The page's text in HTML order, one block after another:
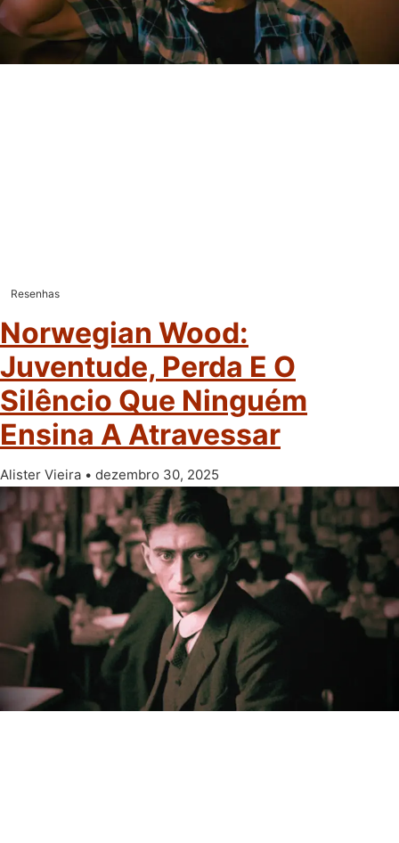
Resenhas
Norwegian Wood:
Juventude, Perda E O
Silêncio Que Ninguém
Ensina A Atravessar
Alister Vieira dezembro 30, 2025